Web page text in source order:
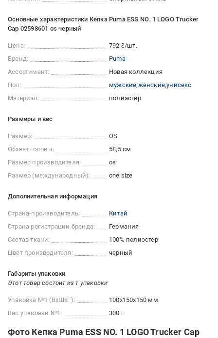
Основные характеристики Кепка Puma ESS NO. 1 LOGO Trucker
Cap 02598601 os черный
Цена:
792 ₴/шт.
Бренд:
Puma
Ассортимент:
Новая коллекция
Пол:
мужские женские унисекс
Материал:
полиэстер
Размеры и вес
Размер:
OS
Обхват головы:
58,5 см
Размер производителя:
os
Размер (международный):
one size
Дополнительная информация
Страна-производитель:
Китай
Страна регистрации бренда:
Германия
Состав ткани:
100% полиэстер
Цвет производителя:
черный
Габариты упаковки
Этот товар состоит из 1 упаковки
Упаковка №1 (ВхШхГ):
100x150x150 мм
Вес упаковки №1:
300 г
Фото Кепка Puma ESS NO. 1 LOGO Trucker Cap